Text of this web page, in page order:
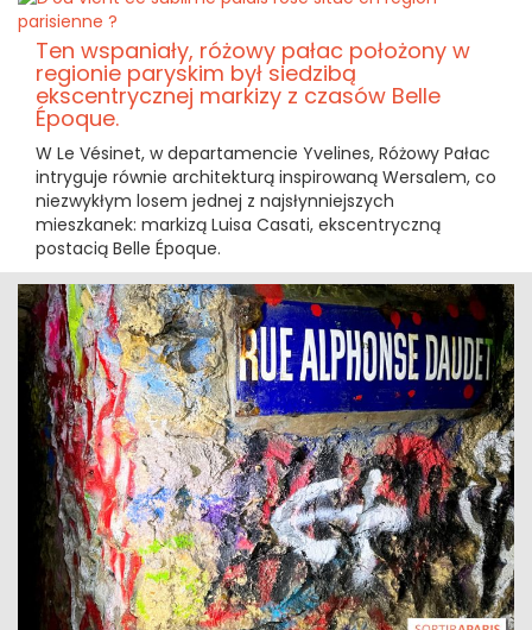
Ten wspaniały, różowy pałac położony w
regionie paryskim był siedzibą
ekscentrycznej markizy z czasów Belle
Époque.
W Le Vésinet, w departamencie Yvelines, Różowy Pałac
intryguje równie architekturą inspirowaną Wersalem, co
niezwykłym losem jednej z najsłynniejszych
mieszkanek: markizą Luisa Casati, ekscentryczną
postacią Belle Époque.